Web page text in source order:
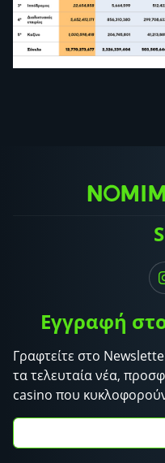
Εγγραφή
Γραφτείτε στο
τα τελευταία νέα,
casino που